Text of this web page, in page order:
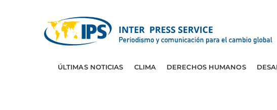
ÚLTIMAS NOTICIAS CLIMA DERECHOS HUMANOS